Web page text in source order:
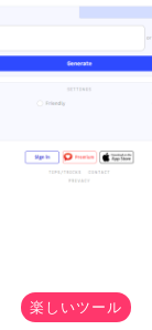
楽しいツール